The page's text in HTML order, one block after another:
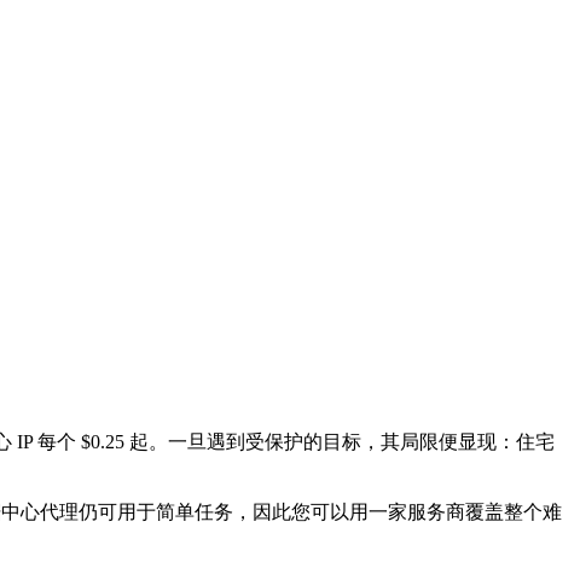
每个 $0.25 起。一旦遇到受保护的目标，其局限便显现：住宅
心代理仍可用于简单任务，因此您可以用一家服务商覆盖整个难